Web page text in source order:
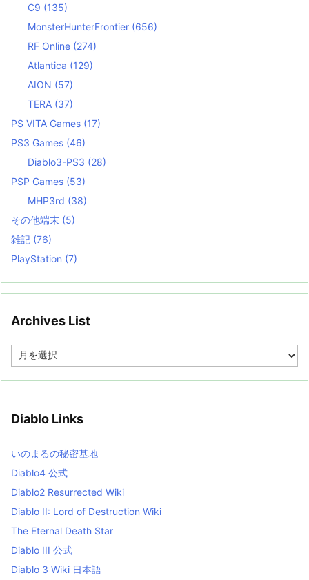
C9 (135)
MonsterHunterFrontier (656)
RF Online (274)
Atlantica (129)
AION (57)
TERA (37)
PS VITA Games (17)
PS3 Games (46)
Diablo3-PS3 (28)
PSP Games (53)
MHP3rd (38)
その他端末 (5)
雑記 (76)
PlayStation (7)
Archives List
e
i
s
t
Diablo Links
いのまるの秘密基地
Diablo4 公式
Diablo2 Resurrected Wiki
Diablo II: Lord of Destruction Wiki
The Eternal Death Star
Diablo III 公式
Diablo 3 Wiki 日本語